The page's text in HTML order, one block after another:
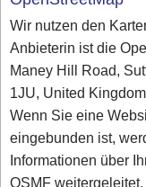
Wir nutzen den
Anbieterin ist die
Maney Hill Road,
1JU, United
Wenn Sie eine
eingebunden ist,
Informationen über
OSMF